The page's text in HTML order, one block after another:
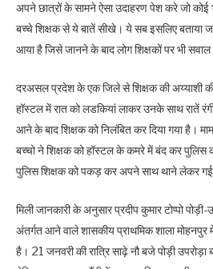
अपने छात्रों के सामने ऐसा उदाहरण पेश करे जो कोई
बच्चे शिक्षक से ये बातें सीखे। ये सब इसलिए बताया
आया है जिसे जानने के बाद लोग शिक्षकों पर भी
दरअसल प्रदेश के एक जिले से शिक्षक की अय्याशी
हॉस्टल में रात को लडकियां लाकर उनके साथ रातें
आने के बाद शिक्षक को निलंबित कर दिया गया है।
बच्चो ने शिक्षक को हॉस्टल के कमरे में बंद कर पुलिस
पुलिस शिक्षक को पकड़ कर अपने साथ थाने लेकर
मिली जानकारी के अनुसार प्रदीप कुमार टोप्पो
अंतर्गत आने वाले शासकीय प्राथमिक शाला
है। 21 जनवरी की रात्रि साढ़े नौ बजे पोड़ी